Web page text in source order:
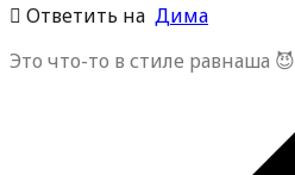
Ответить на Дима
Это что-то в стиле равнаша 😈